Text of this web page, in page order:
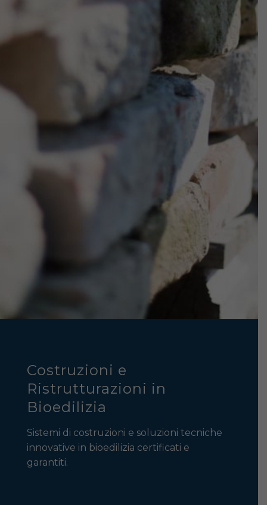
Costruzioni e
Ristrutturazioni in
Bioedilizia
Sistemi di costruzioni e soluzioni tecniche
innovative in bioedilizia certificati e
garantiti.